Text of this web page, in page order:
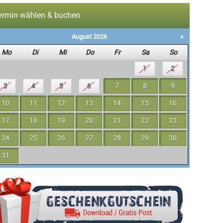
wählen & buchen
August 2026 »
Mo Di Mi Do Fr Sa
So
1
2
3 4 5 6 7 8 9
10 11 12 13 14 15 16
17 18 19 20 21 22 23
24 25 26 27 28 29 30
31